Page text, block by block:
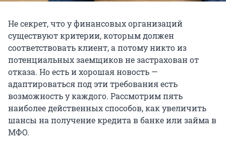
Не секрет, что у финансовых организаций
существуют критерии, которым должен
соответствовать клиент, а потому никто из
потенциальных заемщиков не застрахован от
отказа. Но есть и хорошая новость —
адаптироваться под эти требования есть
возможность у каждого. Рассмотрим пять
наиболее действенных способов, как увеличить
шансы на получение кредита в банке или займа в
МФО.